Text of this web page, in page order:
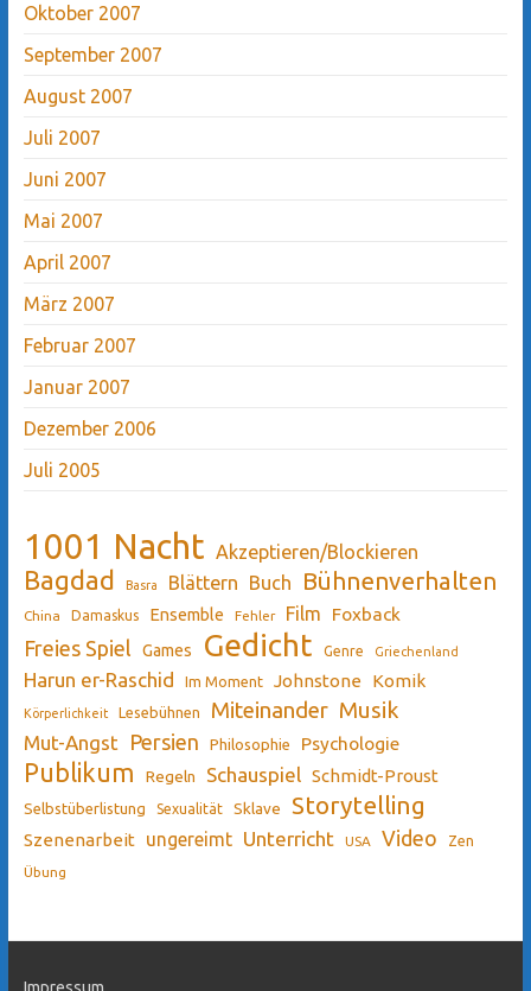
Oktober 2007
September 2007
August 2007
Juli 2007
Juni 2007
Mai 2007
April 2007
März 2007
Februar 2007
Januar 2007
Dezember 2006
Juli 2005
1001 Nacht Akzeptieren/Blockieren
Bagdad Basra Blättern Buch Bühnenverhalten
China Damaskus Ensemble Fehler Film Foxback
Freies Spiel Games Gedicht Genre Griechenland
Harun er-Raschid Im Moment Johnstone Komik
Körperlichkeit Lesebühnen Miteinander Musik
Mut-Angst Persien Philosophie Psychologie
Publikum Regeln Schauspiel Schmidt-Proust
Selbstüberlistung Sexualität Sklave Storytelling
Szenenarbeit ungereimt Unterricht USA Video Zen
Übung
Impressum